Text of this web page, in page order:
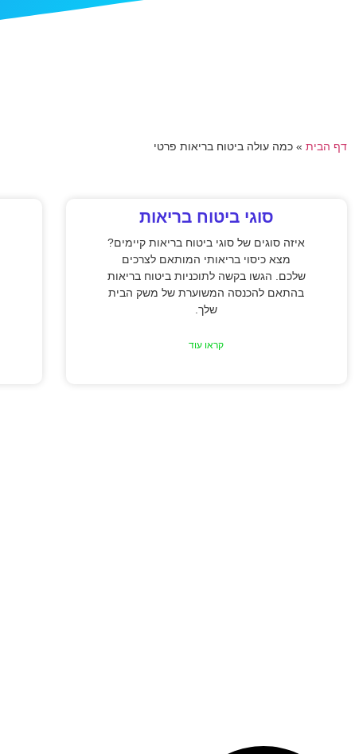
דף הבית » כמה עולה ביטוח בריאות פרטי
סוגי ביטוח בריאות
איזה סוגים של סוגי ביטוח בריאות קיימים?
מצא כיסוי בריאותי המותאם לצרכים
שלכם. הגשו בקשה לתוכניות ביטוח בריאות
בהתאם להכנסה המשוערת של משק הבית
שלך.
קראו עוד